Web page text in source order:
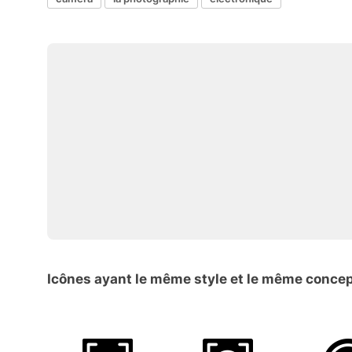
Icônes ayant le même style et le même